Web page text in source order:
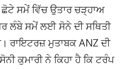
ਛੋਟੇ ਸਮੇਂ ਵਿੱਚ ਉਤਾਰ ਚੜ੍ਹਾਅ
ਲੰਬੇ ਸਮੇਂ ਲਈ ਸੋਨੇ ਦੀ ਸਥਿਤੀ
ਰਾਇਟਰਜ਼ ਮੁਤਾਬਕ ANZ ਦੀ
ਕੁਮਾਰੀ ਨੇ ਕਿਹਾ ਹੈ ਕਿ ਟਰੰਪ